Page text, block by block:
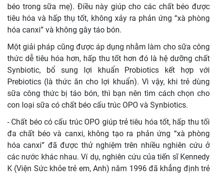
béo trong sữa mẹ). Điều này giúp cho các chất béo được
tiêu hóa và hấp thụ tốt, không xảy ra phản ứng “xà phòng
hóa canxi” và không gây táo bón.
Một giải pháp cũng được áp dụng nhằm làm cho sữa công
thức dễ tiêu hóa hơn, hấp thu tốt hơn đó là hệ dưỡng chất
Synbiotic, bổ sung lợi khuẩn Probiotics kết hợp với
Prebiotics (là thức ăn cho lợi khuẩn). Vì vậy, khi trẻ dùng
sữa công thức bị táo bón, thì bạn nên tìm cách chọn cho
con loại sữa có chất béo cấu trúc OPO và Synbiotics.
- Chất béo có cấu trúc OPO giúp trẻ tiêu hóa tốt, hấp thu tối
đa chất béo và canxi, không tạo ra phản ứng “xà phòng
hóa canxi” đã được thử nghiệm trên nhiều nghiên cứu ở
các nước khác nhau. Ví dụ, nghiên cứu của tiến sĩ Kennedy
K (Viện Sức khỏe trẻ em, Anh) năm 1996 đã khẳng định trẻ